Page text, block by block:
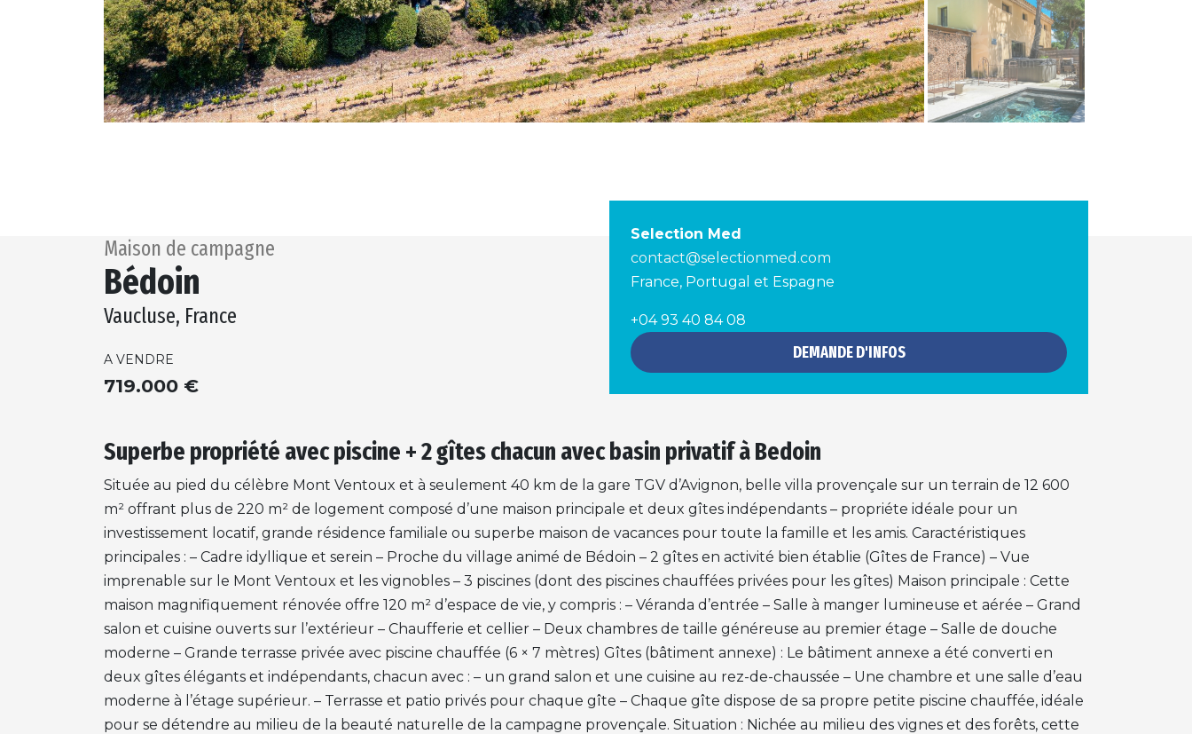
Maison de campagne
Bédoin
Vaucluse, France
A VENDRE
719.000 €
Selection Med
contact@selectionmed.com
France, Portugal et Espagne
+04 93 40 84 08
DEMANDE D'INFOS
Superbe propriété avec piscine + 2 gîtes chacun avec basin privatif à Bedoin
Située au pied du célèbre Mont Ventoux et à seulement 40 km de la gare TGV d’Avignon, belle villa provençale sur un terrain de 12 600
m² offrant plus de 220 m² de logement composé d’une maison principale et deux gîtes indépendants – propriéte idéale pour un
investissement locatif, grande résidence familiale ou superbe maison de vacances pour toute la famille et les amis. Caractéristiques
principales : – Cadre idyllique et serein – Proche du village animé de Bédoin – 2 gîtes en activité bien établie (Gîtes de France) – Vue
imprenable sur le Mont Ventoux et les vignobles – 3 piscines (dont des piscines chauffées privées pour les gîtes) Maison principale : Cette
maison magnifiquement rénovée offre 120 m² d’espace de vie, y compris : – Véranda d’entrée – Salle à manger lumineuse et aérée – Grand
salon et cuisine ouverts sur l’extérieur – Chaufferie et cellier – Deux chambres de taille généreuse au premier étage – Salle de douche
moderne – Grande terrasse privée avec piscine chauffée (6 × 7 mètres) Gîtes (bâtiment annexe) : Le bâtiment annexe a été converti en
deux gîtes élégants et indépendants, chacun avec : – un grand salon et une cuisine au rez-de-chaussée – Une chambre et une salle d’eau
moderne à l’étage supérieur. – Terrasse et patio privés pour chaque gîte – Chaque gîte dispose de sa propre petite piscine chauffée, idéale
pour se détendre au milieu de la beauté naturelle de la campagne provençale. Situation : Nichée au milieu des vignes et des forêts, cette